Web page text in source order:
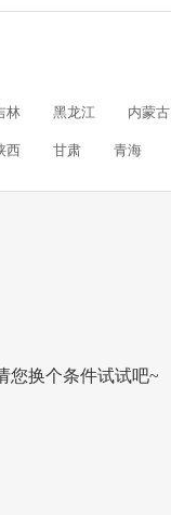
林 黑龙江 内蒙古
西 甘肃 青海
您换个条件试试吧~